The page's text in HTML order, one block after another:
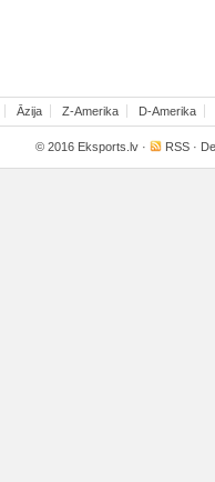
Āzija Z-Amerika D-Amerika
© 2016 Eksports.lv · RSS ·